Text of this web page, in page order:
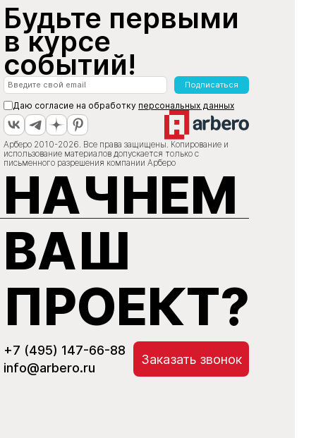
Будьте первыми
в курсе
событий!
Подписаться
Даю согласие на обработку персональных данных
Арберо 2010-2026. Все права защищены. Копирование и
использование материалов допускается только с
письменного разрешения компании Арберо
НАЧНЕМ
ВАШ
ПРОЕКТ?
+7 (495) 147-66-88
info@arbero.ru
Заказать звонок